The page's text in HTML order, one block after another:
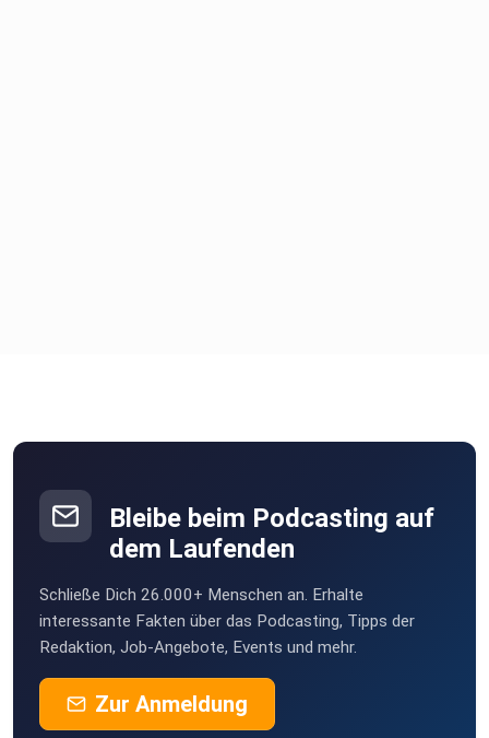
Bleibe beim Podcasting auf
dem Laufenden
Schließe Dich 26.000+ Menschen an. Erhalte
interessante Fakten über das Podcasting, Tipps der
Redaktion, Job-Angebote, Events und mehr.
Zur Anmeldung